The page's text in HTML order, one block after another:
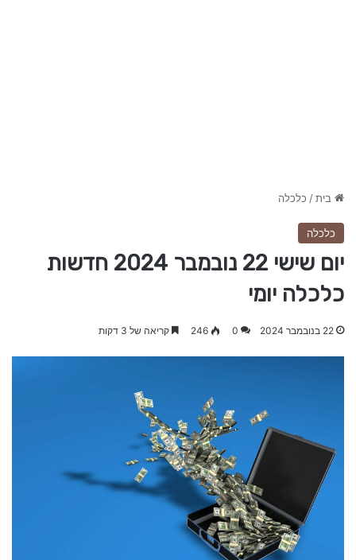
בית/ כלכלה
כלכלה
יום שישי 22 נובמבר 2024 חדשות
כלכלה יומי
22 בנובמבר 2024 0
246 קריאה של 3 דקות